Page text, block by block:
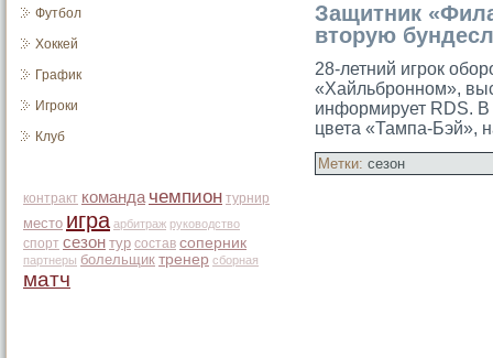
Футбол
Хоккей
График
Игроки
Клуб
контракт команда чемпион турнир
место игра арбитраж руководство
спорт сезон тур состав соперник
партнеры болельщик тренер сборная
матч
Защитник
вторую
28-летний игрοк
«Хайльбрοнном»,
информирует RDS.
цвета «Тампа-Бэй»,
Метки: сезон